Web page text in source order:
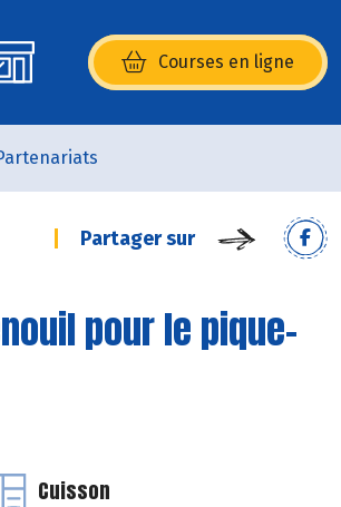
Courses en ligne
(s’ouvre dans une nouvelle
Partager sur
pour le pique-
Cuisson